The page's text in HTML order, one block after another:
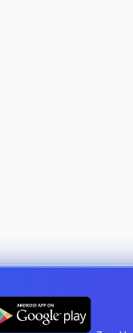
Land ändern: